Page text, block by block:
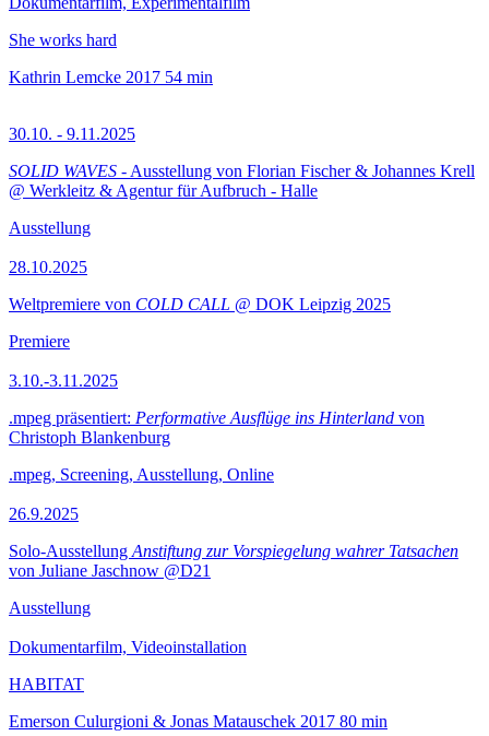
She works hard
Kathrin Lemcke 2017 54 min
30.10. - 9.11.2025
SOLID WAVES - Ausstellung von Florian Fischer & Johannes Krell
@ Werkleitz & Agentur für Aufbruch - Halle
Ausstellung
28.10.2025
Weltpremiere von COLD CALL @ DOK Leipzig 2025
Premiere
3.10.-3.11.2025
.mpeg präsentiert: Performative Ausflüge ins Hinterland von
Christoph Blankenburg
.mpeg, Screening, Ausstellung, Online
26.9.2025
Solo-Ausstellung Anstiftung zur Vorspiegelung wahrer Tatsachen
von Juliane Jaschnow @D21
Ausstellung
Dokumentarfilm, Videoinstallation
HABITAT
Emerson Culurgioni & Jonas Matauschek 2017 80 min